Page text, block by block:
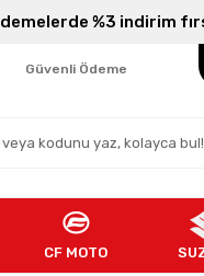
%3 indirim
Online Adresi
Güvenli Ödeme
CF MOTO